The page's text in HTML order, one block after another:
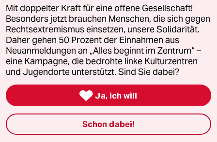
taz FUTURZWEI
Le Monde diplomatique
taz Archiv
Mehr taz Angebote
Reisen
Mit doppelter Kraft für eine offene Gesellschaft!
Besonders jetzt brauchen Menschen, die sich gegen
Rechtsextremismus einsetzen, unsere Solidarität.
Daher gehen 50 Prozent der Einnahmen aus
Neuanmeldungen an „Alles beginnt im Zentrum“ –
eine Kampagne, die bedrohte linke Kulturzentren
und Jugendorte unterstützt. Sind Sie dabei?
 Ja, ich will
Schon dabei!